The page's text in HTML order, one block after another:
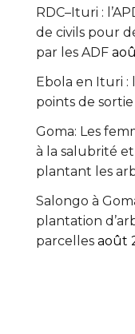
RDC–Ituri :
de civils pour
par les ADF
Ebola en Ituri :
points de
Goma: Les
à la salubrité
plantant les
Salongo à
plantation
parcelles août